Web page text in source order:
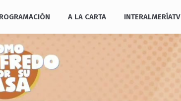
A LA CARTA INTERALMERÍATV